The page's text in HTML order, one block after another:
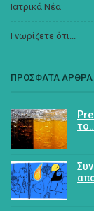
Ιατρικά Νέα
Γνωρίζετε ότι...
ΠΡΟΣΦΑΤΑ ΑΡΘΡΑ